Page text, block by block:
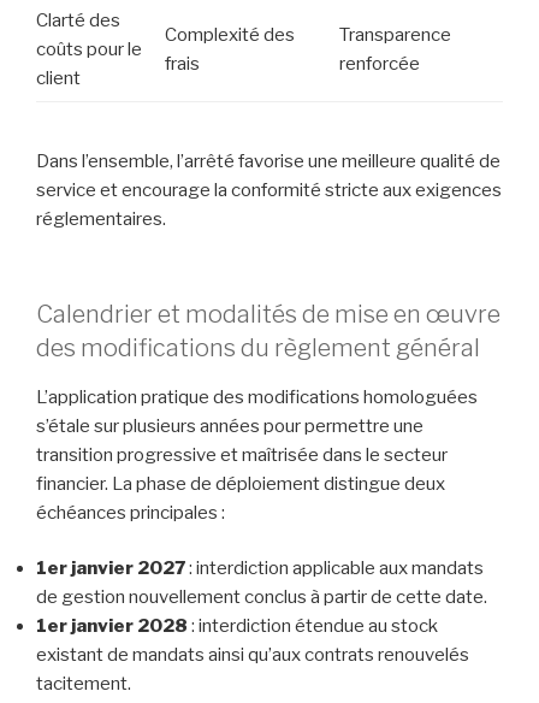
Clarté des
coûts pour le
client
Complexité des
frais
Transparence
renforcée
Dans l’ensemble, l’arrêté favorise une meilleure qualité de
service et encourage la conformité stricte aux exigences
réglementaires.
Calendrier et modalités de mise en œuvre
des modifications du règlement général
L’application pratique des modifications homologuées
s’étale sur plusieurs années pour permettre une
transition progressive et maîtrisée dans le secteur
financier. La phase de déploiement distingue deux
échéances principales :
1er janvier 2027: interdiction applicable aux mandats
de gestion nouvellement conclus à partir de cette date.
1er janvier 2028 : interdiction étendue au stock
existant de mandats ainsi qu’aux contrats renouvelés
tacitement.